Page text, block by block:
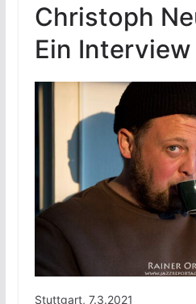
Christoph
Ein Interview
Stuttgart, 7.3.2021